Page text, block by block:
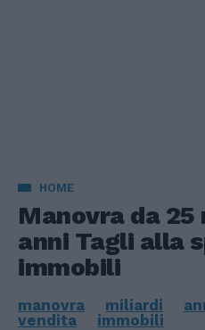
HOME
Manovra da
anni Tagli alla
immobili
manovra miliardi
vendita
immobili